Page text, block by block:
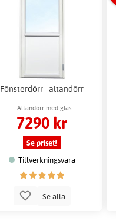
Fönsterdörr - altandörr
Altandörr med glas
7290 kr
Se priset!
Tillverkningsvara
Se alla